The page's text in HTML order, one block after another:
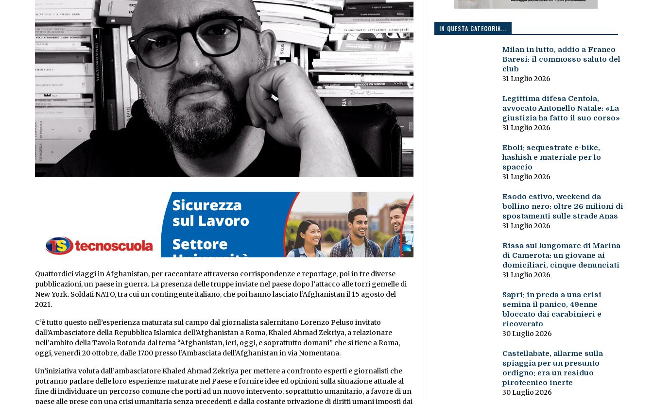
Quattordici viaggi in Afghanistan, per raccontare attraverso corrispondenze e reportage, poi in tre diverse
pubblicazioni, un paese in guerra. La presenza delle truppe inviate nel paese dopo l’attacco alle torri gemelle di
New York. Soldati NATO, tra cui un contingente italiano, che poi hanno lasciato l’Afghanistan il 15 agosto del
2021.
C’è tutto questo nell’esperienza maturata sul campo dal giornalista salernitano Lorenzo Peluso invitato
dall’Ambasciatore della Repubblica Islamica dell’Afghanistan a Roma, Khaled Ahmad Zekriya, a relazionare
nell’ambito della Tavola Rotonda dal tema “Afghanistan, ieri, oggi, e soprattutto domani” che si tiene a Roma,
oggi, venerdì 20 ottobre, dalle 17.00 presso l’Ambasciata dell’Afghanistan in via Nomentana.
Un’iniziativa voluta dall’ambasciatore Khaled Ahmad Zekriya per mettere a confronto esperti e giornalisti che
potranno parlare delle loro esperienze maturate nel Paese e fornire idee ed opinioni sulla situazione attuale al
fine di individuare un percorso comune che porti ad un nuovo intervento, soprattutto umanitario, a favore di un
paese alle prese con una crisi umanitaria senza precedenti e dalla costante privazione di diritti umani imposti dai
IN QUESTA CATEGORIA...
Milan in lutto, addio a Franco
Baresi: il commosso saluto del
club
31 Luglio 2026
Legittima difesa Centola,
avvocato Antonello Natale: «La
giustizia ha fatto il suo corso»
31 Luglio 2026
Eboli: sequestrate e-bike,
hashish e materiale per lo
spaccio
31 Luglio 2026
Esodo estivo, weekend da
bollino nero: oltre 26 milioni di
spostamenti sulle strade Anas
31 Luglio 2026
Rissa sul lungomare di Marina
di Camerota: un giovane ai
domiciliari, cinque denunciati
31 Luglio 2026
Sapri: in preda a una crisi
semina il panico, 49enne
bloccato dai carabinieri e
ricoverato
30 Luglio 2026
Castellabate, allarme sulla
spiaggia per un presunto
ordigno: era un residuo
pirotecnico inerte
30 Luglio 2026